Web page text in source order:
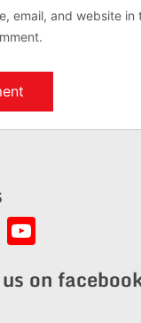
email, and website in
Instagram
YouTube
on